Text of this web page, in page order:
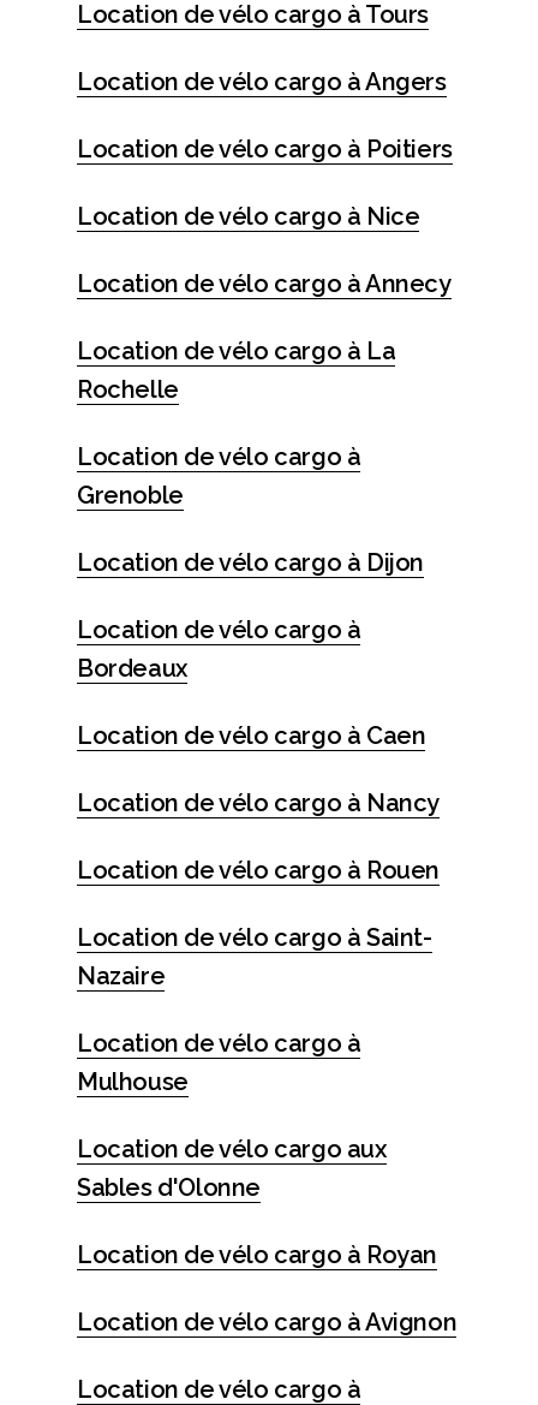
Location de vélo cargo à Tours
Location de vélo cargo à Angers
Location de vélo cargo à Poitiers
Location de vélo cargo à Nice
Location de vélo cargo à Annecy
Location de vélo cargo à La
Rochelle
Location de vélo cargo à
Grenoble
Location de vélo cargo à Dijon
Location de vélo cargo à
Bordeaux
Location de vélo cargo à Caen
Location de vélo cargo à Nancy
Location de vélo cargo à Rouen
Location de vélo cargo à Saint-
Nazaire
Location de vélo cargo à
Mulhouse
Location de vélo cargo aux
Sables d'Olonne
Location de vélo cargo à Royan
Location de vélo cargo à Avignon
Location de vélo cargo à